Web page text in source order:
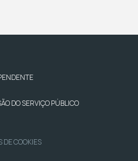
DO SERVIÇO PÚBLICO
DE COOKIES